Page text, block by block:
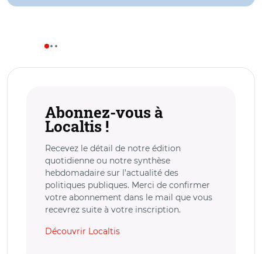
Abonnez-vous à
Localtis !
Recevez le détail de notre édition
quotidienne ou notre synthèse
hebdomadaire sur l’actualité des
politiques publiques. Merci de confirmer
votre abonnement dans le mail que vous
recevrez suite à votre inscription.
Découvrir Localtis